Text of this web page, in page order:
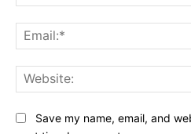
Save my name, email, and